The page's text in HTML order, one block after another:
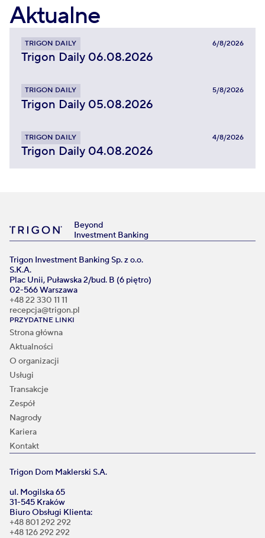
Aktualne
TRIGON DAILY 6/8/2026
Trigon Daily 06.08.2026
TRIGON DAILY 5/8/2026
Trigon Daily 05.08.2026
TRIGON DAILY 4/8/2026
Trigon Daily 04.08.2026
Beyond
Investment Banking
Trigon Investment Banking Sp. z o.o.
S.K.A.
Plac Unii, Puławska 2/bud. B (6 piętro)
02-566 Warszawa
+48 22 330 11 11
recepcja@trigon.pl
PRZYDATNE LINKI
Strona główna
Aktualności
O organizacji
Usługi
Transakcje
Zespół
Nagrody
Kariera
Kontakt
Trigon Dom Maklerski S.A.
ul. Mogilska 65
31-545 Kraków
Biuro Obsługi Klienta:
+48 801 292 292
+48 126 292 292